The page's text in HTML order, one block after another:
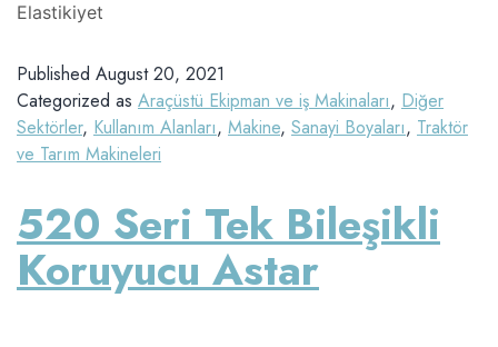
Elastikiyet
Published August 20, 2021
Categorized as Araçüstü Ekipman ve iş Makinaları, Diğer
Sektörler, Kullanım Alanları, Makine, Sanayi Boyaları, Traktör
ve Tarım Makineleri
520 Seri Tek Bileşikli
Koruyucu Astar